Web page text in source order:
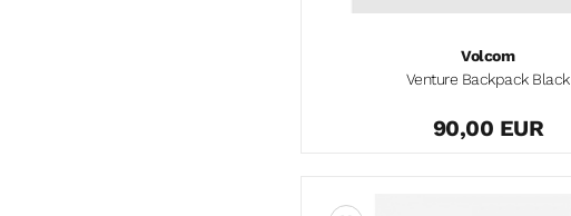
Volcom
Venture Backpack Black
90,00 EUR